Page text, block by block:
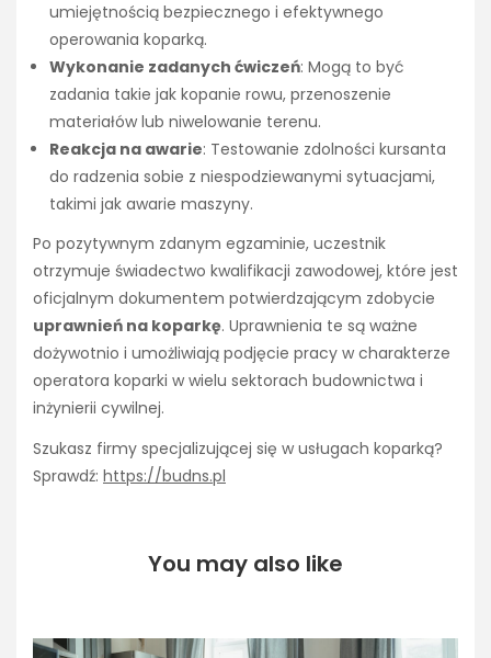
umiejętnością bezpiecznego i efektywnego
operowania koparką.
Wykonanie zadanych ćwiczeń: Mogą to być
zadania takie jak kopanie rowu, przenoszenie
materiałów lub niwelowanie terenu.
Reakcja na awarie: Testowanie zdolności kursanta
do radzenia sobie z niespodziewanymi sytuacjami,
takimi jak awarie maszyny.
Po pozytywnym zdanym egzaminie, uczestnik
otrzymuje świadectwo kwalifikacji zawodowej, które jest
oficjalnym dokumentem potwierdzającym zdobycie
uprawnień na koparkę. Uprawnienia te są ważne
dożywotnio i umożliwiają podjęcie pracy w charakterze
operatora koparki w wielu sektorach budownictwa i
inżynierii cywilnej.
Szukasz firmy specjalizującej się w usługach koparką?
Sprawdź: https://budns.pl
You may also like